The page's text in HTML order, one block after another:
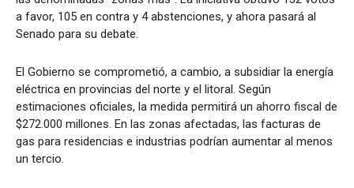
a favor, 105 en contra y 4 abstenciones, y ahora pasará al
Senado para su debate.
El Gobierno se comprometió, a cambio, a subsidiar la energía
eléctrica en provincias del norte y el litoral. Según
estimaciones oficiales, la medida permitirá un ahorro fiscal de
$272.000 millones. En las zonas afectadas, las facturas de
gas para residencias e industrias podrían aumentar al menos
un tercio.